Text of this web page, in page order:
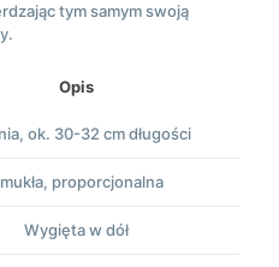
tym samym swoją
Opis
ok. 30-32 cm długości
proporcjonalna
Wygięta w dół